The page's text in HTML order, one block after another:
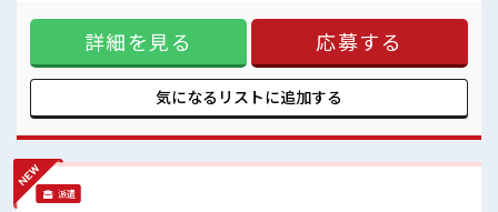
ロッカー付き職場♪募もOKですよ！ ≪プライベートが充実する≫ 場合によって
はお願いすることもありますが、 残業はほとんどナシ！ ≪ラ
クラク制服アリ≫ 制服があるので、 毎日の服装の悩み解消♪
≪未経験の方も大カンゲイ≫ 新しいことにチャレンジするの
は不安だけど、 しっかり働く環境が整っています！ イチから
スキルUP・ステップUP目指していきましょう！ ≪自分に合
職場の雰囲気 女性が多めの職場です♪ 休憩室でホッと一息リ
フレッシュ！ 持ち物が多いあなたにもぴったり☆ ロッカー付
詳細を見る 応募する
気になるリストに追加する
派遣